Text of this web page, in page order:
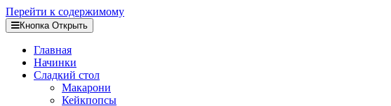
Перейти к содержимому
Кнопка Открыть
Главная
Начинки
Сладкий стол
Макарони
Кейкпопсы